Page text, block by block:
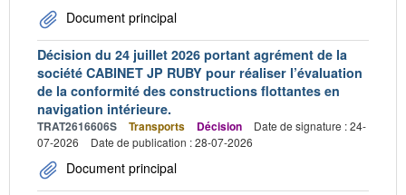
Document principal
Décision du 24 juillet 2026 portant agrément de la
société CABINET JP RUBY pour réaliser l’évaluation
de la conformité des constructions flottantes en
navigation intérieure.
TRAT2616606S Transports Décision
Date de signature : 24-
07-2026
Date de publication : 28-07-2026
Document principal